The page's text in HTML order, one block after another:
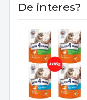
De interes?